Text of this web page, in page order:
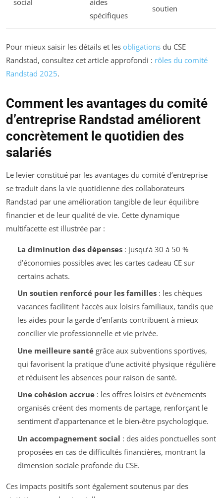
social
aides
spécifiques
soutien
Pour mieux saisir les détails et les obligations du CSE
Randstad, consultez cet article approfondi : rôles du comité
Randstad 2025.
Comment les avantages du comité
d’entreprise Randstad améliorent
concrètement le quotidien des
salariés
Le levier constitué par les avantages du comité d’entreprise
se traduit dans la vie quotidienne des collaborateurs
Randstad par une amélioration tangible de leur équilibre
financier et de leur qualité de vie. Cette dynamique
multifacette est illustrée par :
La diminution des dépenses: jusqu’à 30 à 50 %
d’économies possibles avec les cartes cadeau CE sur
certains achats.
Un soutien renforcé pour les familles: les chèques
vacances facilitent l’accès aux loisirs familiaux, tandis que
les aides pour la garde d’enfants contribuent à mieux
concilier vie professionnelle et vie privée.
Une meilleure santégrâce aux subventions sportives,
qui favorisent la pratique d’une activité physique régulière
et réduisent les absences pour raison de santé.
Une cohésion accrue: les offres loisirs et événements
organisés créent des moments de partage, renforçant le
sentiment d’appartenance et le bien-être psychologique.
Un accompagnement social : des aides ponctuelles sont
proposées en cas de difficultés financières, montrant la
dimension sociale profonde du CSE.
Ces impacts positifs sont également soutenus par des